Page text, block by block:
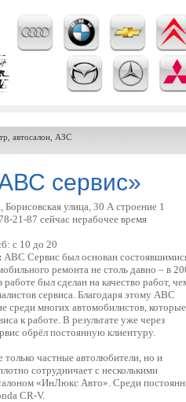
автосалон, АЗС
сервис»
Борисовская улица, 30 А строение 1
21-87 сейчас нерабочее время
с 10 до 20
АВС Сервис был основан
ремонта не столь давно – в
был сделан на качество работ,
сервиса. Благодаря этому АВС
среди многих автомобилистов,
к работе. В результате уже через
обрёл постоянную клиентуру.
только частные автолюбители, но и
сотрудничает с несколькими
«ИнЛюкс Авто». Среди
CR-V.